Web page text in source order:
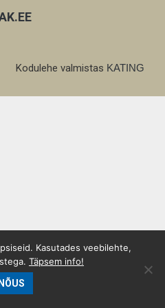
Kodulehe valmistas KATING
Kasutades veebilehte,
Täpsem info!
NÕUS